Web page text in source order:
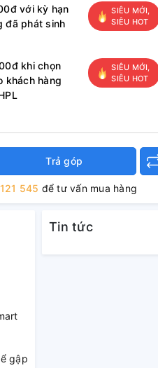
với kỳ hạn
đã phát sinh
SIÊU MỚI,
SIÊU HOT
khi chọn
khách hàng
SIÊU MỚI,
SIÊU HOT
Trả góp
545 để tư vấn mua hàng
gập
Tin tức